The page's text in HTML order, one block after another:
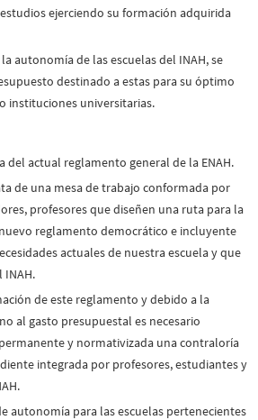
ejerciendo su formación adquirida
autonomía de las escuelas del INAH, se
destinado a estas para su óptimo
instituciones universitarias.
del actual reglamento general de la ENAH.
de una mesa de trabajo conformada por
profesores que diseñen una ruta para la
reglamento democrático e incluyente
actuales de nuestra escuela y que
INAH.
de este reglamento y debido a la
al gasto presupuestal es necesario
y normativizada una contraloría
integrada por profesores, estudiantes y
autonomía para las escuelas pertenecientes